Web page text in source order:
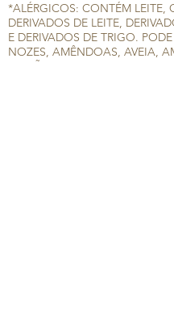
*ALÉRGICOS: CONTÉM LEITE,
DERIVADOS DE LEITE,
E DERIVADOS DE TRIGO.
NOZES, AMÊNDOAS, AVEIA,
AVELÃ, CASTANHA DO BRASIL